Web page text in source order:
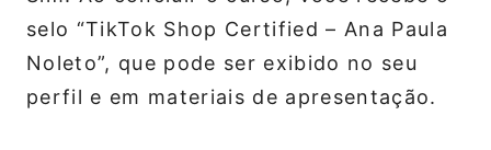
selo “TikTok Shop Certified – Ana Paula
Noleto”, que pode ser exibido no seu
perfil e em materiais de apresentação.